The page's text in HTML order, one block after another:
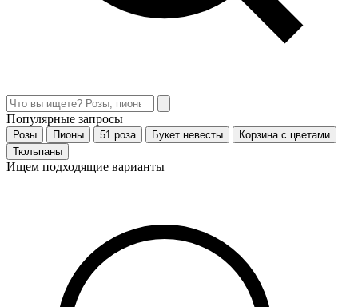
Популярные запросы
Розы Пионы 51 роза Букет невесты
Корзина с цветами
Тюльпаны
Ищем подходящие варианты